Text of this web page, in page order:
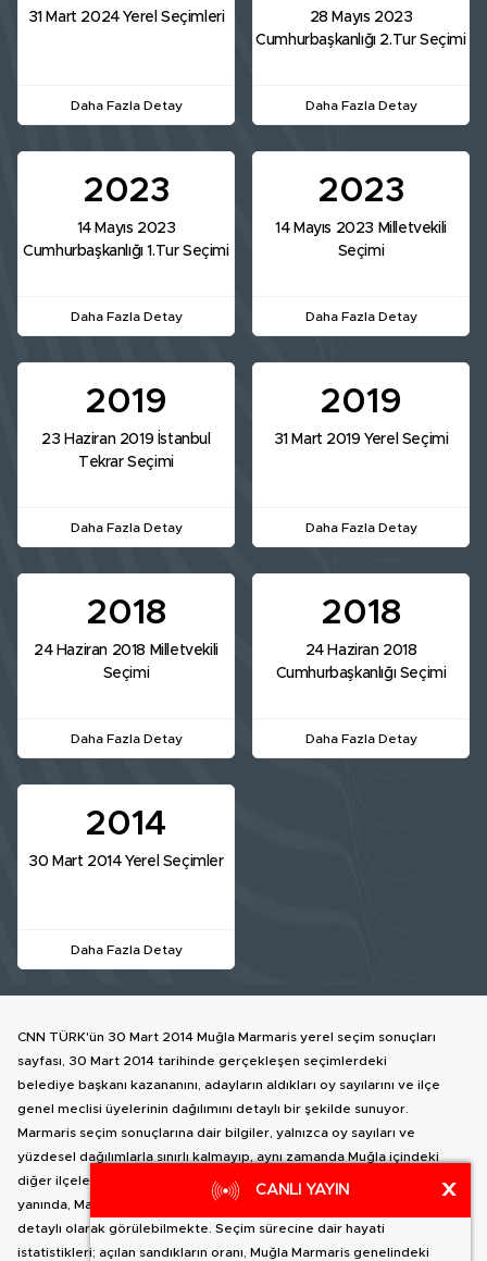
31 Mart 2024 Yerel Seçimleri
Daha Fazla Detay
28 Mayıs 2023
Cumhurbaşkanlığı 2.Tur Seçimi
Daha Fazla Detay
2023
14 Mayıs 2023
Cumhurbaşkanlığı 1.Tur Seçimi
Daha Fazla Detay
2023
14 Mayıs 2023 Milletvekili
Seçimi
Daha Fazla Detay
2019
23 Haziran 2019 İstanbul
Tekrar Seçimi
Daha Fazla Detay
2019
31 Mart 2019 Yerel Seçimi
Daha Fazla Detay
2018
24 Haziran 2018 Milletvekili
Seçimi
Daha Fazla Detay
2018
24 Haziran 2018
Cumhurbaşkanlığı Seçimi
Daha Fazla Detay
2014
30 Mart 2014 Yerel Seçimler
Daha Fazla Detay
CNN TÜRK'ün 30 Mart 2014 Muğla Marmaris yerel seçim sonuçları
sayfası, 30 Mart 2014 tarihinde gerçekleşen seçimlerdeki
belediye başkanı kazananını, adayların aldıkları oy sayılarını ve ilçe
genel meclisi üyelerinin dağılımını detaylı bir şekilde sunuyor.
Marmaris seçim sonuçlarına dair bilgiler, yalnızca oy sayıları ve
yüzdesel dağılımlarla sınırlı kalmayıp, aynı zamanda Muğla içindeki
diğer ilçelere geçiş yapma olanağı da sağlıyor. İlçe haritası
yanında, Marmaris belediye başkan adaylarının oy dağılımları
detaylı olarak görülebilmekte. Seçim sürecine dair hayati
istatistikleri; açılan sandıkların oranı, Muğla Marmaris genelindeki
CANLI YAYIN X